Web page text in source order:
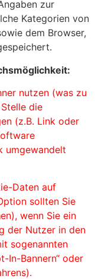
zur
Kategorien von
dem Browser,
nutzen (was zu
die
(z.B. Link oder
umgewandelt
Daten auf
sollten Sie
wenn Sie ein
der Nutzer in den
sogenannten
In-Bannern“ oder